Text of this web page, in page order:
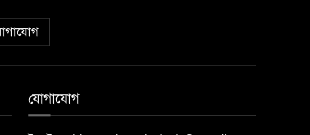
যোগাযোগ